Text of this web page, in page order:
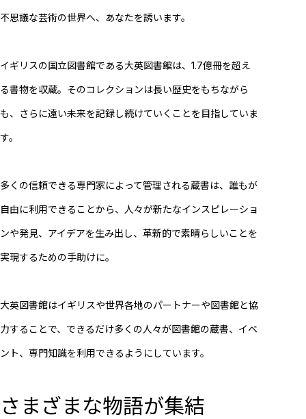
不思議な芸術の世界へ、あなたを誘います。
イギリスの国立図書館である大英図書館は、1.7億冊を超え
る書物を収蔵。そのコレクションは長い歴史をもちながら
も、さらに遠い未来を記録し続けていくことを目指していま
す。
多くの信頼できる専門家によって管理される蔵書は、誰もが
自由に利用できることから、人々が新たなインスピレーショ
ンや発見、アイデアを生み出し、革新的で素晴らしいことを
実現するための手助けに。
大英図書館はイギリスや世界各地のパートナーや図書館と協
力することで、できるだけ多くの人々が図書館の蔵書、イベ
ント、専門知識を利用できるようにしています。
さまざまな物語が集結